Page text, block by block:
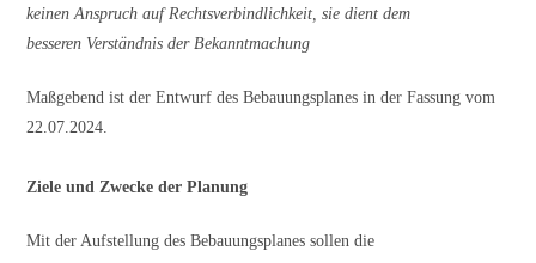
keinen Anspruch auf Rechtsverbindlichkeit, sie dient dem
besseren Verständnis der Bekanntmachung
Maßgebend ist der Entwurf des Bebauungsplanes in der Fassung vom
22.07.2024.
Ziele und Zwecke der Planung
Mit der Aufstellung des Bebauungsplanes sollen die